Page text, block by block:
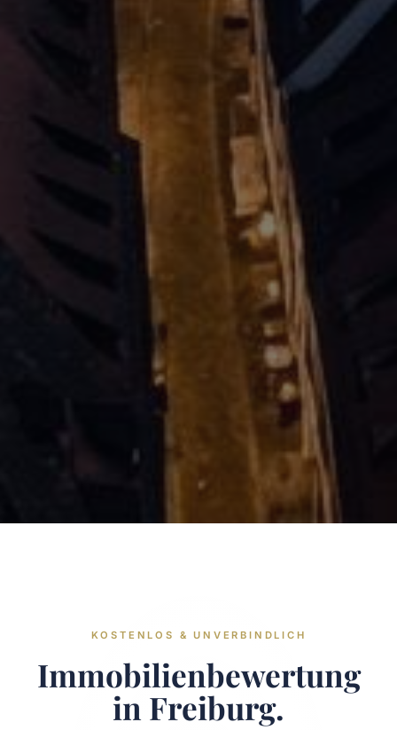
KOSTENLOS & UNVERBINDLICH
Immobilienbewertung
in Freiburg.